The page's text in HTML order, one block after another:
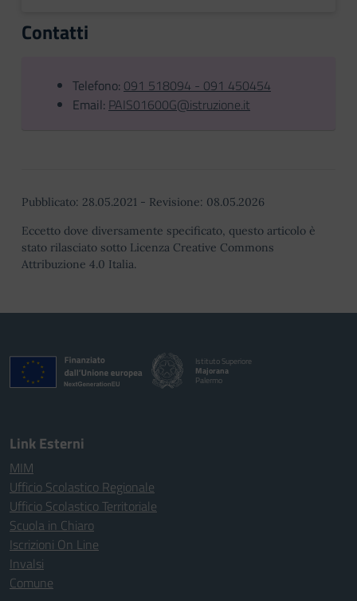
Contatti
Telefono: 091 518094 - 091 450454
Email: PAIS01600G@istruzione.it
Pubblicato: 28.05.2021 - Revisione: 08.05.2026
Eccetto dove diversamente specificato, questo articolo è
stato rilasciato sotto Licenza Creative Commons
Attribuzione 4.0 Italia.
Istituto Superiore
Majorana
Palermo
Link Esterni
MIM
Ufficio Scolastico Regionale
Ufficio Scolastico Territoriale
Scuola in Chiaro
Iscrizioni On Line
Invalsi
Comune